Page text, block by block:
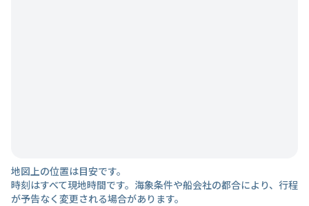
地図上の位置は目安です。
時刻はすべて現地時間です。海象条件や船会社の都合により、行程
が予告なく変更される場合があります。